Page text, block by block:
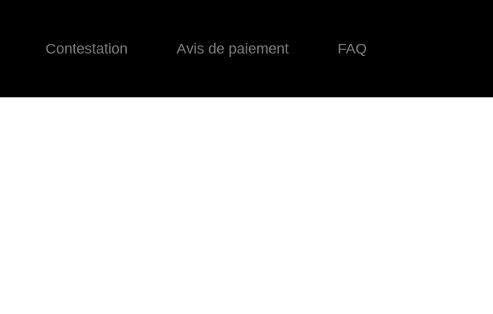
Contestation Avis de paiement FAQ